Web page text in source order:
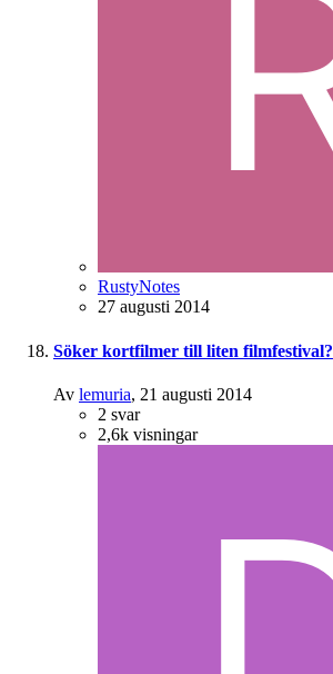
RustyNotes
27 augusti 2014
Söker kortfilmer till liten filmfestival?
Av lemuria, 21 augusti 2014
2 svar
2,6k visningar